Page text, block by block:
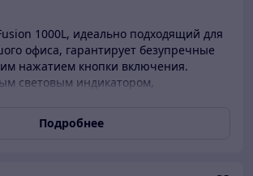
1000L, идеально подходящий для
офиса, гарантирует безупречные
нажатием кнопки включения.
световым индикатором,
Fusion 1000L меньше чем за
1 документ размером от
Подробнее